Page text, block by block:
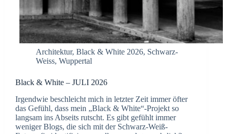
Architektur, Black & White 2026, Schwarz-
Weiss, Wuppertal
Black & White – JULI 2026
Irgendwie beschleicht mich in letzter Zeit immer öfter
das Gefühl, dass mein „Black & White“-Projekt so
langsam ins Abseits rutscht. Es gibt gefühlt immer
weniger Blogs, die sich mit der Schwarz-Weiß-